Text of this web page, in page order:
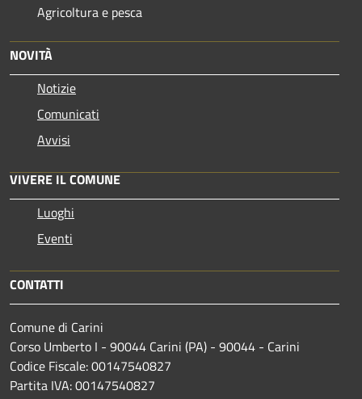
Agricoltura e pesca
NOVITÀ
Notizie
Comunicati
Avvisi
VIVERE IL COMUNE
Luoghi
Eventi
CONTATTI
Comune di Carini
Corso Umberto I - 90044 Carini (PA) - 90044 - Carini
Codice Fiscale: 00147540827
Partita IVA: 00147540827